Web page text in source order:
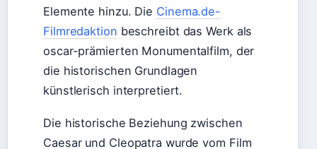
Elemente hinzu. Die Cinema.de-
Filmredaktion beschreibt das Werk als
oscar-prämierten Monumentalfilm, der
die historischen Grundlagen
künstlerisch interpretiert.
Die historische Beziehung zwischen
Caesar und Cleopatra wurde vom Film